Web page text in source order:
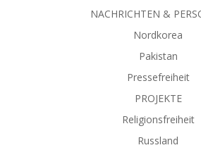
NACHRICHTEN &
Nordkorea
Pakistan
Pressefreiheit
PROJEKTE
Religionsfreiheit
Russland